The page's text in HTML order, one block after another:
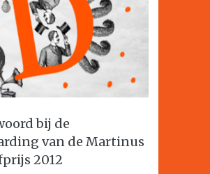
bij de
van de Martinus
2012